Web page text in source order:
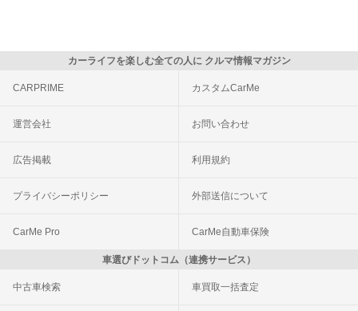
カーライフを楽しむ全ての人に クルマ情報マガジン
CARPRIME カスタムCarMe
運営会社 お問い合わせ
広告掲載 利用規約
プライバシーポリシー 外部送信について
CarMe Pro CarMe自動車保険
車選びドットコム（連携サービス）
中古車検索 車買取一括査定